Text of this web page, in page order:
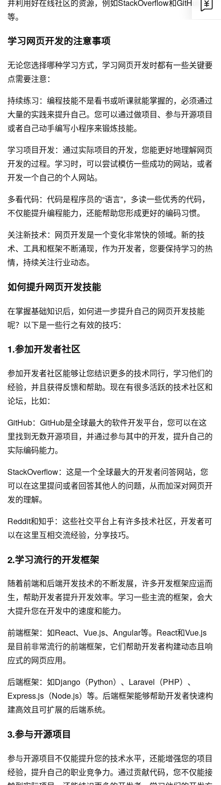
并利用好在线社区的资源，例如StackOverflow和GitHub
等。
学习网页开发的注意事项
无论您选择哪种学习方式，学习网页开发时都有一些关键要
点需要注意：
持续练习：编程技能不是看书或听课就能掌握的，必须通过
大量的实践来提升自己。您可以通过做项目、参与开源项目
或者自己动手编写小程序来锻炼技能。
学习项目开发：通过实际项目的开发，您能更好地理解网页
开发的过程。学习时，可以尝试模仿一些成功的网站，或者
开发一个自己的个人网站。
多看代码：代码是程序员的“语言”，多读一些优秀的代码，
不仅能提升编程能力，还能帮助您形成更好的编码习惯。
关注新技术：网页开发是一个变化非常快的领域。新的技
术、工具和框架不断涌现，作为开发者，您要保持学习的热
情，持续关注行业动态。
如何提升网页开发技能
在掌握基础知识后，如何进一步提升自己的网页开发技能
呢？以下是一些行之有效的技巧：
1.参加开发者社区
参加开发者社区能够让您结识更多的技术同行，学习他们的
经验，并且获得反馈和帮助。现在有很多活跃的技术社区和
论坛，比如：
GitHub：GitHub是全球最大的软件开发平台，您可以在这
里找到无数开源项目，并通过参与其中的开发，提升自己的
实际编码能力。
StackOverflow：这是一个全球最大的开发者问答网站，您
可以在这里提问或者回答其他人的问题，从而加深对网页开
发的理解。
Reddit和知乎：这些社交平台上有许多技术社区，开发者可
以在这里互相交流经验，分享技巧。
2.学习流行的开发框架
随着前端和后端开发技术的不断发展，许多开发框架应运而
生，帮助开发者提升开发效率。学习一些主流的框架，会大
大提升您在开发中的速度和能力。
前端框架：如React、Vue.js、Angular等。React和Vue.js
是目前非常流行的前端框架，它们帮助开发者构建动态且响
应式的网页应用。
后端框架：如Django（Python）、Laravel（PHP）、
Express.js（Node.js）等。后端框架能够帮助开发者快速构
建高效且可扩展的后端系统。
3.参与开源项目
参与开源项目不仅能提升您的技术水平，还能增强您的项目
经验，提升自己的职业竞争力。通过贡献代码，您不仅能接